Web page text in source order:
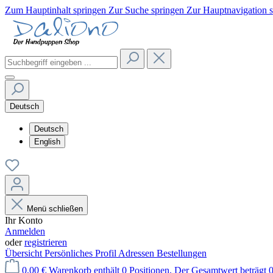
Zum Hauptinhalt springen Zur Suche springen Zur Hauptnavigation
Deutsch
Deutsch
English
Menü schließen
Ihr Konto
Anmelden
oderregistrieren
Übersicht Persönliches Profil Adressen Bestellungen
0,00 € Warenkorb enthält 0 Positionen. Der Gesamtwert beträgt